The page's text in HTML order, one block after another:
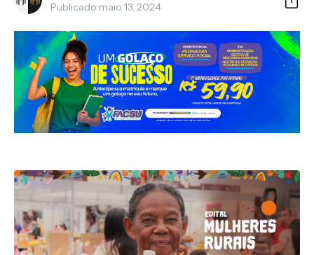
Publicado:maio 13, 2024